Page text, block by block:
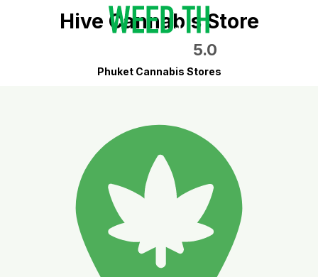
Hive Cannabis Store
5.0
Phuket Cannabis Stores